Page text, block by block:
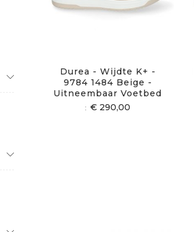
Durea - Wijdte K+ -
9784 1484 Beige -
Uitneembaar Voetbed
€ 290,00